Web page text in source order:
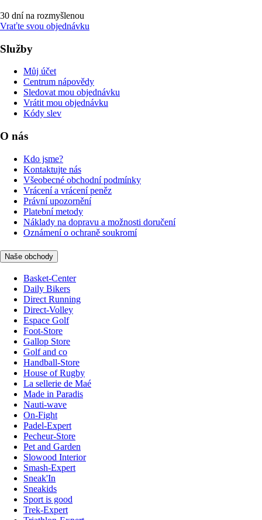
30 dní na rozmyšlenou
Vraťte svou objednávku
Služby
Můj účet
Centrum nápovědy
Sledovat mou objednávku
Vrátit mou objednávku
Kódy slev
O nás
Kdo jsme?
Kontaktujte nás
Všeobecné obchodní podmínky
Vrácení a vrácení peněz
Právní upozornění
Platební metody
Náklady na dopravu a možnosti doručení
Oznámení o ochraně soukromí
Naše obchody
Basket-Center
Daily Bikers
Direct Running
Direct-Volley
Espace Golf
Foot-Store
Gallop Store
Golf and co
Handball-Store
House of Rugby
La sellerie de Maé
Made in Paradis
Nauti-wave
On-Fight
Padel-Expert
Pecheur-Store
Pet and Garden
Slowood Interior
Smash-Expert
Sneak'In
Sneakids
Sport is good
Trek-Expert